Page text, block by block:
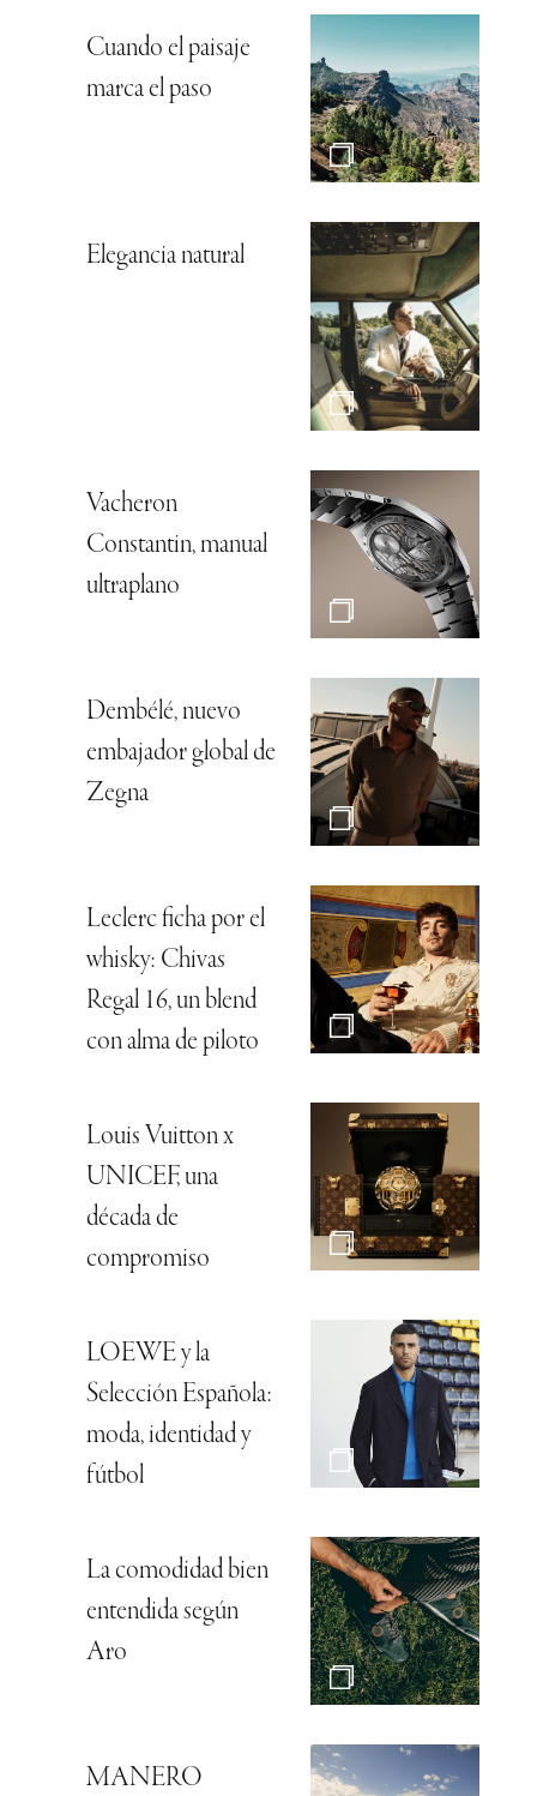
Cuando el paisaje
marca el paso
Elegancia natural
Vacheron
Constantin, manual
ultraplano
Dembélé, nuevo
embajador global de
Zegna
Leclerc ficha por el
whisky: Chivas
Regal 16, un blend
con alma de piloto
Louis Vuitton x
UNICEF, una
década de
compromiso
LOEWE y la
Selección Española:
moda, identidad y
fútbol
La comodidad bien
entendida según
Aro
MANERO